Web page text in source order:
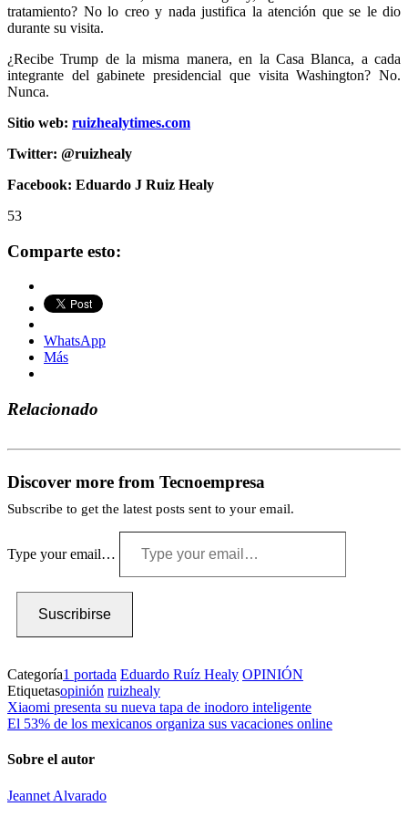
tratamiento? No lo creo y nada justifica la atención que se le dio
durante su visita.
¿Recibe Trump de la misma manera, en la Casa Blanca, a cada
integrante del gabinete presidencial que visita Washington? No.
Nunca.
Sitio web: ruizhealytimes.com
Twitter: @ruizhealy
Facebook: Eduardo J Ruiz Healy
53
Comparte esto:
WhatsApp
Más
Relacionado
Discover more from Tecnoempresa
Subscribe to get the latest posts sent to your email.
Type your email…
Suscribirse
Categoría1 portada Eduardo Ruíz Healy OPINIÓN
Etiquetasopinión ruizhealy
Xiaomi presenta su nueva tapa de inodoro inteligente
El 53% de los mexicanos organiza sus vacaciones online
Sobre el autor
Jeannet Alvarado